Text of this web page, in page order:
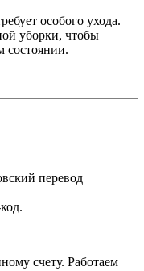
особого ухода.
уборки, чтобы
состоянии.
перевод
счету. Работаем